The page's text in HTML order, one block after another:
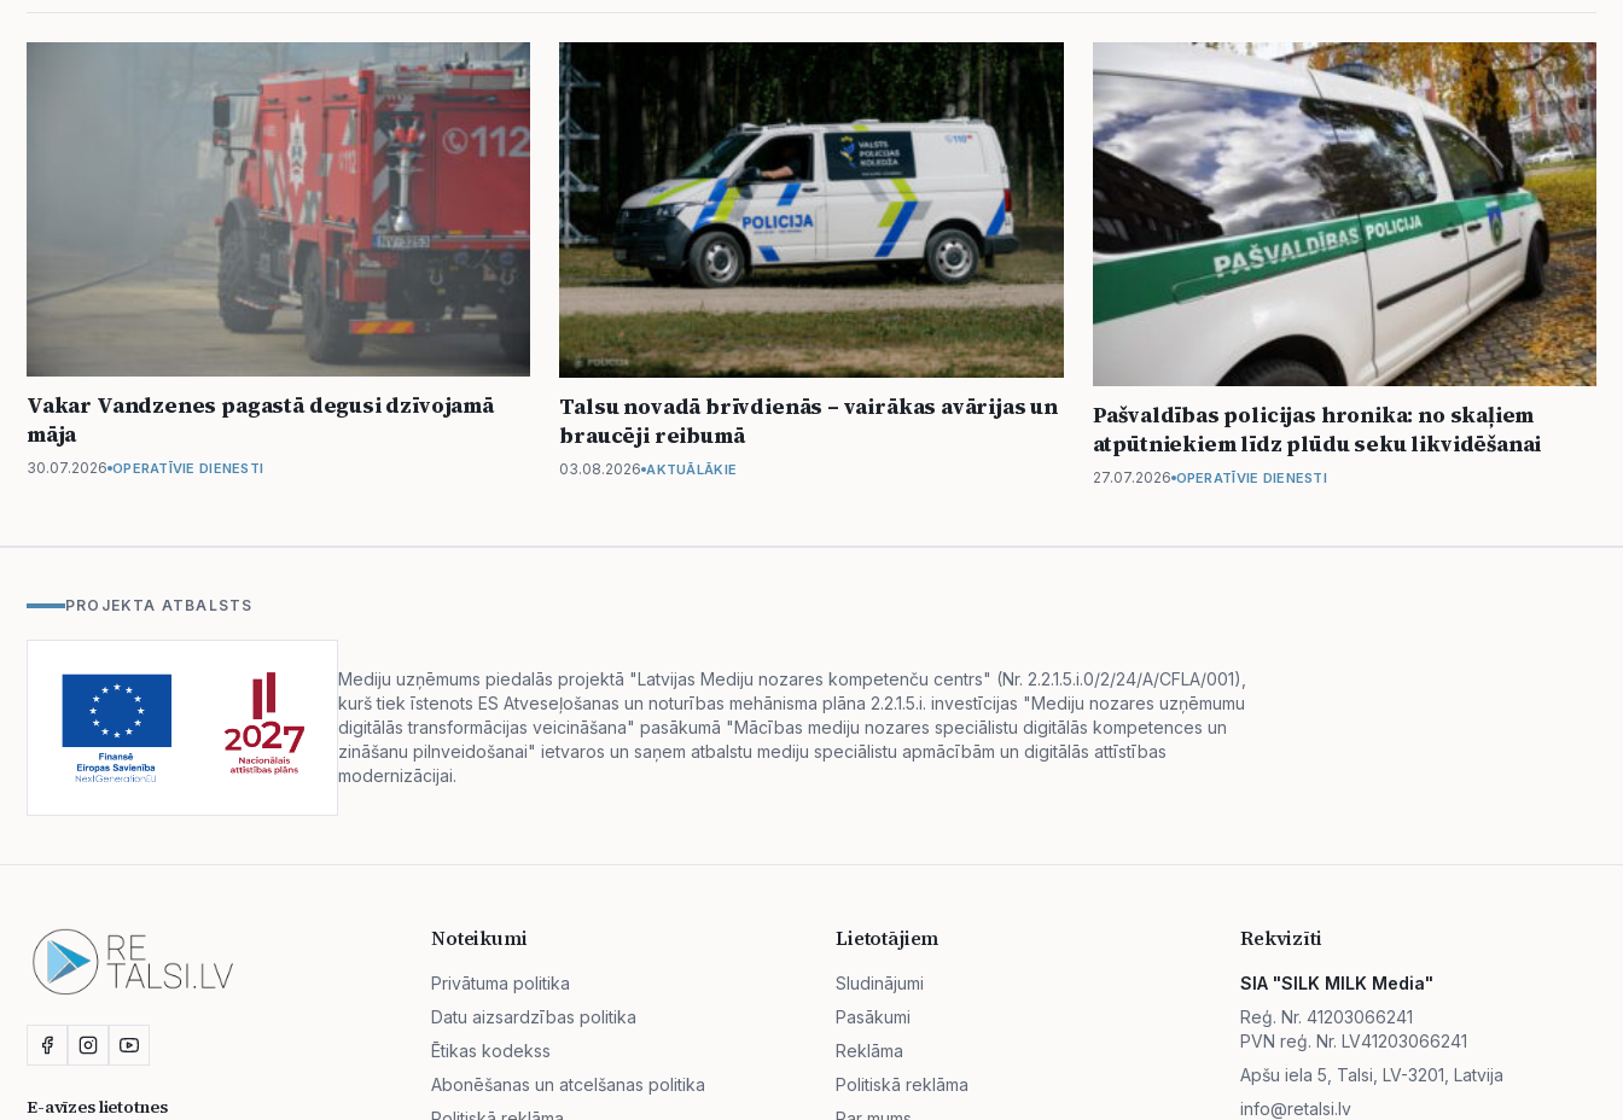
Vakar Vandzenes pagastā degusi dzīvojamā
māja
30.07.2026 OPERATĪVIE DIENESTI
Talsu novadā brīvdienās – vairākas avārijas un
braucēji reibumā
03.08.2026 AKTUĀLĀKIE
Pašvaldības policijas hronika: no skaļiem
atpūtniekiem līdz plūdu seku likvidēšanai
27.07.2026 OPERATĪVIE DIENESTI
PROJEKTA ATBALSTS
Mediju uzņēmums piedalās projektā "Latvijas Mediju nozares kompetenču centrs" (Nr. 2.2.1.5.i.0/2/24/A/CFLA/001),
kurš tiek īstenots ES Atveseļošanas un noturības mehānisma plāna 2.2.1.5.i. investīcijas "Mediju nozares uzņēmumu
digitālās transformācijas veicināšana" pasākumā "Mācības mediju nozares speciālistu digitālās kompetences un
zināšanu pilnveidošanai" ietvaros un saņem atbalstu mediju speciālistu apmācībām un digitālās attīstības
modernizācijai.
E-avīzes lietotnes
Noteikumi
Privātuma politika
Datu aizsardzības politika
Ētikas kodekss
Abonēšanas un atcelšanas politika
Lietotājiem
Sludinājumi
Pasākumi
Reklāma
Politiskā reklāma
Rekvizīti
SIA "SILK MILK Media"
Reģ. Nr. 41203066241
PVN reģ. Nr. LV41203066241
Apšu iela 5, Talsi, LV-3201, Latvija
info@retalsi.lv